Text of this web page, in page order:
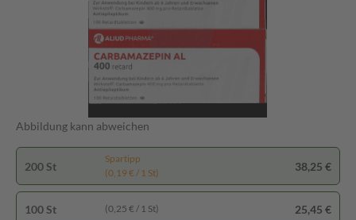
Abbildung kann abweichen
200 St
Spartipp
(0,19 € / 1 St)
38,25 €
100 St (0,25 € / 1 St) 25,45 €